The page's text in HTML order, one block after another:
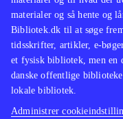
fans af genren
Bucks" med
spil. Et must buy
efter min mening
materialer og så hente og
Bibliotek.dk til at søge
tidsskrifter, artikler, e-
et fysisk bibliotek, men en
danske offentlige
lokale bibliotek.
Administrer